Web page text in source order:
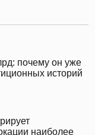
почему он уже
историй
наиболее